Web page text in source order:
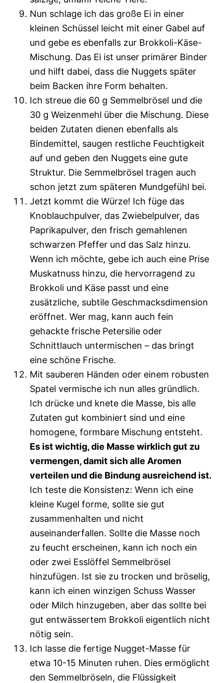
Nun schlage ich das große Ei in einer
kleinen Schüssel leicht mit einer Gabel auf
und gebe es ebenfalls zur Brokkoli-Käse-
Mischung. Das Ei ist unser primärer Binder
und hilft dabei, dass die Nuggets später
beim Backen ihre Form behalten.
Ich streue die 60 g Semmelbrösel und die
30 g Weizenmehl über die Mischung. Diese
beiden Zutaten dienen ebenfalls als
Bindemittel, saugen restliche Feuchtigkeit
auf und geben den Nuggets eine gute
Struktur. Die Semmelbrösel tragen auch
schon jetzt zum späteren Mundgefühl bei.
Jetzt kommt die Würze! Ich füge das
Knoblauchpulver, das Zwiebelpulver, das
Paprikapulver, den frisch gemahlenen
schwarzen Pfeffer und das Salz hinzu.
Wenn ich möchte, gebe ich auch eine Prise
Muskatnuss hinzu, die hervorragend zu
Brokkoli und Käse passt und eine
zusätzliche, subtile Geschmacksdimension
eröffnet. Wer mag, kann auch fein
gehackte frische Petersilie oder
Schnittlauch untermischen – das bringt
eine schöne Frische.
Mit sauberen Händen oder einem robusten
Spatel vermische ich nun alles gründlich.
Ich drücke und knete die Masse, bis alle
Zutaten gut kombiniert sind und eine
homogene, formbare Mischung entsteht.
Es ist wichtig, die Masse wirklich gut zu
vermengen, damit sich alle Aromen
verteilen und die Bindung ausreichend ist.
Ich teste die Konsistenz: Wenn ich eine
kleine Kugel forme, sollte sie gut
zusammenhalten und nicht
auseinanderfallen. Sollte die Masse noch
zu feucht erscheinen, kann ich noch ein
oder zwei Esslöffel Semmelbrösel
hinzufügen. Ist sie zu trocken und bröselig,
kann ich einen winzigen Schuss Wasser
oder Milch hinzugeben, aber das sollte bei
gut entwässertem Brokkoli eigentlich nicht
nötig sein.
Ich lasse die fertige Nugget-Masse für
etwa 10-15 Minuten ruhen. Dies ermöglicht
den Semmelbröseln, die Flüssigkeit